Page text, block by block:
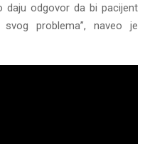
daju odgovor da bi pacijent
problema”, naveo je